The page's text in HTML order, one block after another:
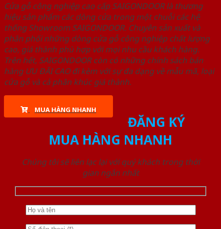
Cửa gỗ công nghiệp cao cấp SAIGONDOOR là thương
hiệu sản phẩm các dòng cửa trong một chuỗi các hệ
thống Showroom SAIGONDOOR. Chuyên sản xuất và
phân phối những dòng cửa gỗ công nghiệp chất lượng
cao, giá thành phù hợp với mọi nhu cầu khách hàng.
Trên hết, SAIGONDOOR còn có những chính sách bán
hàng ƯU ĐÃI CAO đi kèm với sự đa dạng về mẫu mã, loại
cửa gỗ và cả phân khúc giá thành.
MUA HÀNG NHANH
ĐĂNG KÝ
MUA HÀNG NHANH
Chúng tôi sẽ liên lạc lại với quý khách trong thời
gian ngắn nhất